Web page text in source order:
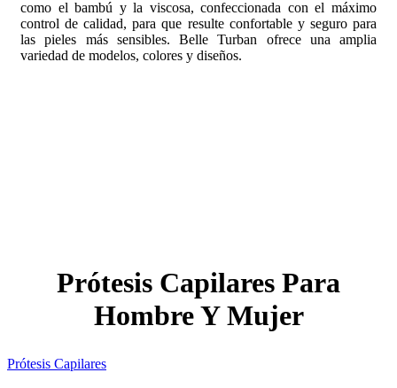
como el bambú y la viscosa, confeccionada con el máximo
control de calidad, para que resulte confortable y seguro para
las pieles más sensibles. Belle Turban ofrece una amplia
variedad de modelos, colores y diseños.
Prótesis Capilares Para
Hombre Y Mujer
Prótesis Capilares